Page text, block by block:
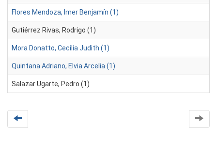
Flores Mendoza, Imer Benjamín (1)
Gutiérrez Rivas, Rodrigo (1)
Mora Donatto, Cecilia Judith (1)
Quintana Adriano, Elvia Arcelia (1)
Salazar Ugarte, Pedro (1)